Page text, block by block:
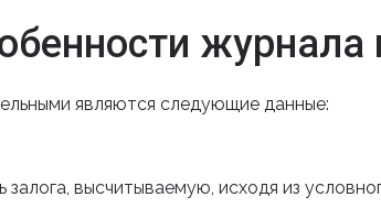
являются следующие данные:
залога, высчитываемую, исходя из